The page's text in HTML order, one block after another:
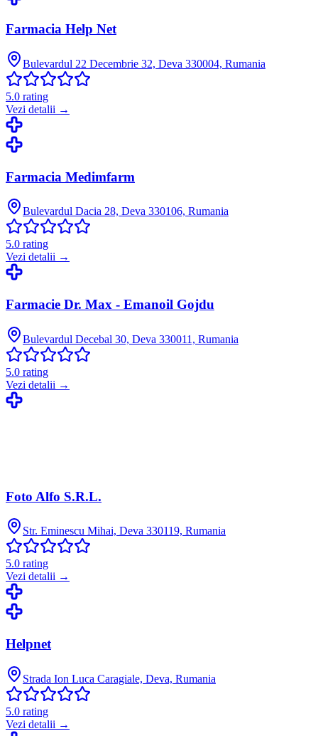
Farmacia Help Net
Bulevardul 22 Decembrie 32, Deva 330004, Rumania
5.0 rating
Vezi detalii →
Farmacia Medimfarm
Bulevardul Dacia 28, Deva 330106, Rumania
5.0 rating
Vezi detalii →
Farmacie Dr. Max - Emanoil Gojdu
Bulevardul Decebal 30, Deva 330011, Rumania
5.0 rating
Vezi detalii →
Foto Alfo S.R.L.
Str. Eminescu Mihai, Deva 330119, Rumania
5.0 rating
Vezi detalii →
Helpnet
Strada Ion Luca Caragiale, Deva, Rumania
5.0 rating
Vezi detalii →